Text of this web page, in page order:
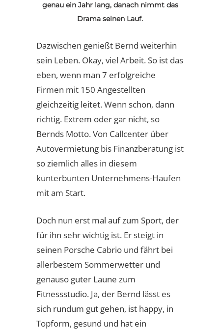
genau ein Jahr lang, danach nimmt das
Drama seinen Lauf.
Dazwischen genießt Bernd weiterhin
sein Leben. Okay, viel Arbeit. So ist das
eben, wenn man 7 erfolgreiche
Firmen mit 150 Angestellten
gleichzeitig leitet. Wenn schon, dann
richtig. Extrem oder gar nicht, so
Bernds Motto. Von Callcenter über
Autovermietung bis Finanzberatung ist
so ziemlich alles in diesem
kunterbunten Unternehmens-Haufen
mit am Start.
Doch nun erst mal auf zum Sport, der
für ihn sehr wichtig ist. Er steigt in
seinen Porsche Cabrio und fährt bei
allerbestem Sommerwetter und
genauso guter Laune zum
Fitnessstudio. Ja, der Bernd lässt es
sich rundum gut gehen, ist happy, in
Topform, gesund und hat ein